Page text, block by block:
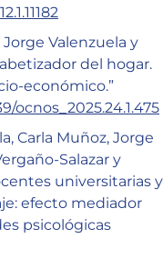
Jorge Valenzuela y
del hogar.
económico.”
ocnos_2025.24.1.475
Carla Muñoz, Jorge
Salazar y
universitarias y
efecto mediador
psicológicas